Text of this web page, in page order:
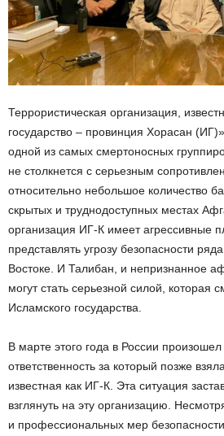
Террористическая организация,
государство – провинция Хорасан
одной из самых смертоносных
не столкнется с серьезным
относительно небольшое количество
скрытых и труднодоступных местах
организация ИГ-К имеет агрессивные
представлять угрозу безопасности
Востоке. И Талибан, и непризнанное
могут стать серьезной силой, которая
Исламского государства.
В марте этого года в России
ответственность за который позже
известная как ИГ-К. Эта ситуация
взглянуть на эту организацию.
и профессиональных мер